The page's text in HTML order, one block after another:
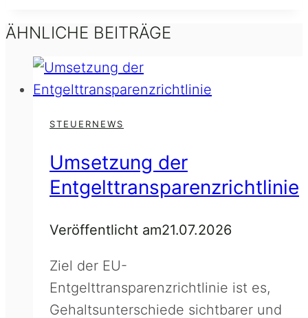
ÄHNLICHE BEITRÄGE
STEUERNEWS
Umsetzung der
Entgelttransparenzrichtlinie
Veröffentlicht am21.07.2026
Ziel der EU-
Entgelttransparenzrichtlinie ist es,
Gehaltsunterschiede sichtbarer und